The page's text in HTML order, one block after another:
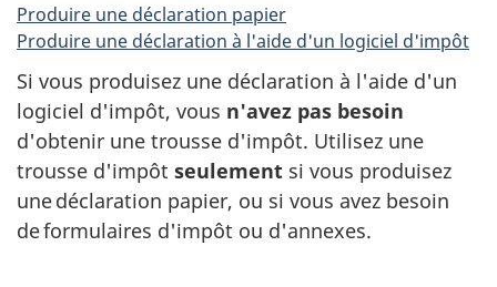
Produire une déclaration papier
Produire une déclaration à l'aide d'un logiciel d'impôt
Si vous produisez une déclaration à l'aide d'un
logiciel d'impôt, vous n'avez pas besoin
d'obtenir une trousse d'impôt. Utilisez une
trousse d'impôt seulement si vous produisez
une déclaration papier, ou si vous avez besoin
de formulaires d'impôt ou d'annexes.